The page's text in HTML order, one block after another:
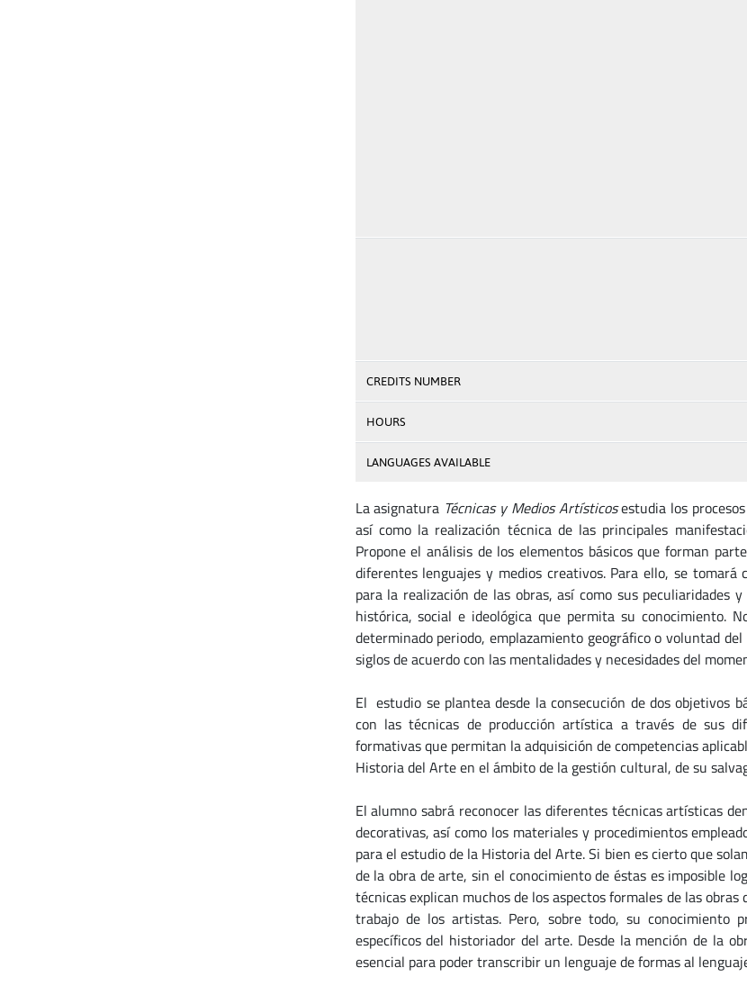
CREDITS NUMBER
HOURS
LANGUAGES AVAILABLE
La asignatura Técnicasy Medios Artísticosestudia los
así como la realización técnica de las principales
Propone el análisis de los elementos básicos que forman
diferentes lenguajes y medios creativos. Para ello, se
para la realización de las obras, así como sus
histórica, social e ideológica que permita su conocimiento.
determinado periodo, emplazamiento geográfico o voluntad
siglos de acuerdo con las mentalidades y necesidades del
El estudio se plantea desde la consecución de dos objetivos
con las técnicas de producción artística a través de sus
formativas que permitan la adquisición de competencias
Historia del Arte en el ámbito de la gestión cultural, de su
El alumno sabrá reconocer las diferentes técnicas artísticas
decorativas, así como los materiales y procedimientos
para el estudio de la Historia del Arte. Si bien es cierto que
de la obra de arte, sin el conocimiento de éstas es imposible
técnicas explican muchos de los aspectos formales de las
trabajo de los artistas. Pero, sobre todo, su conocimiento
específicos del historiador del arte. Desde la mención de la
esencial para poder transcribir un lenguaje de formas al